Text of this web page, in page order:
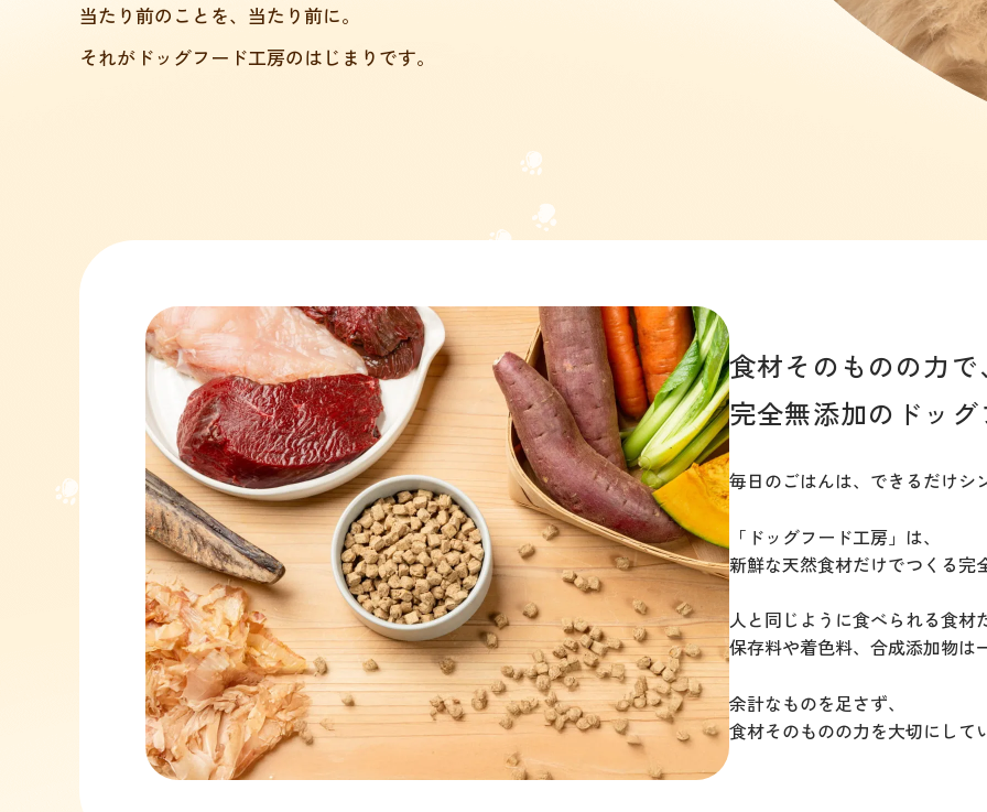
当たり前のことを、当たり前に。
それがドッグフード工房のはじまりです。
食材そのものの力で
完全無添加のドッ
毎日のごはんは、できるだけシ
「ドッグフード工房」は、
新鮮な天然食材だけでつくる完
人と同じように食べられる食材
保存料や着色料、合成添加物は
余計なものを足さず、
食材そのものの力を大切にして